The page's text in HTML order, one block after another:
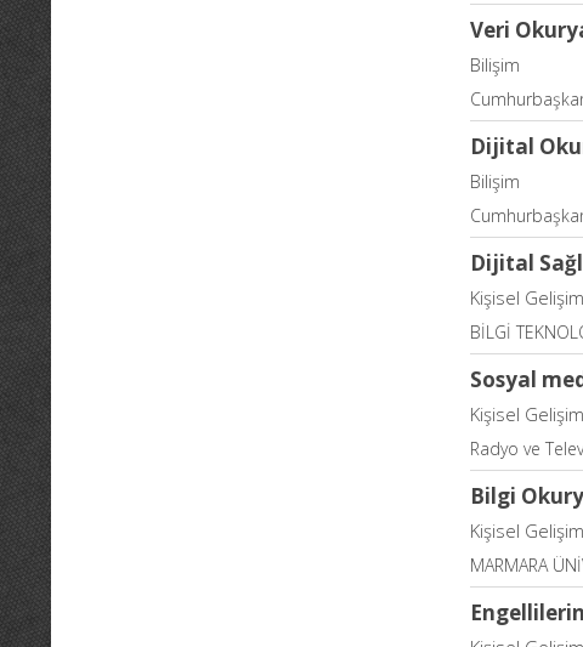
Veri
Bilişim
Dijital
Bilişim
Dijital
Kişisel Gelişim
BİLGİ
Sosyal
Kişisel Gelişim
Radyo ve
Bilgi
Kişisel Gelişim
MARMARA